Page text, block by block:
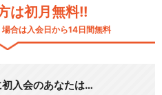
は初月無料!!
合は入会日から14日間無料
入会のあなたは…